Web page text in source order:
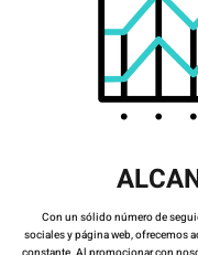
Con un sólido número de
sociales y página web, ofrecemos